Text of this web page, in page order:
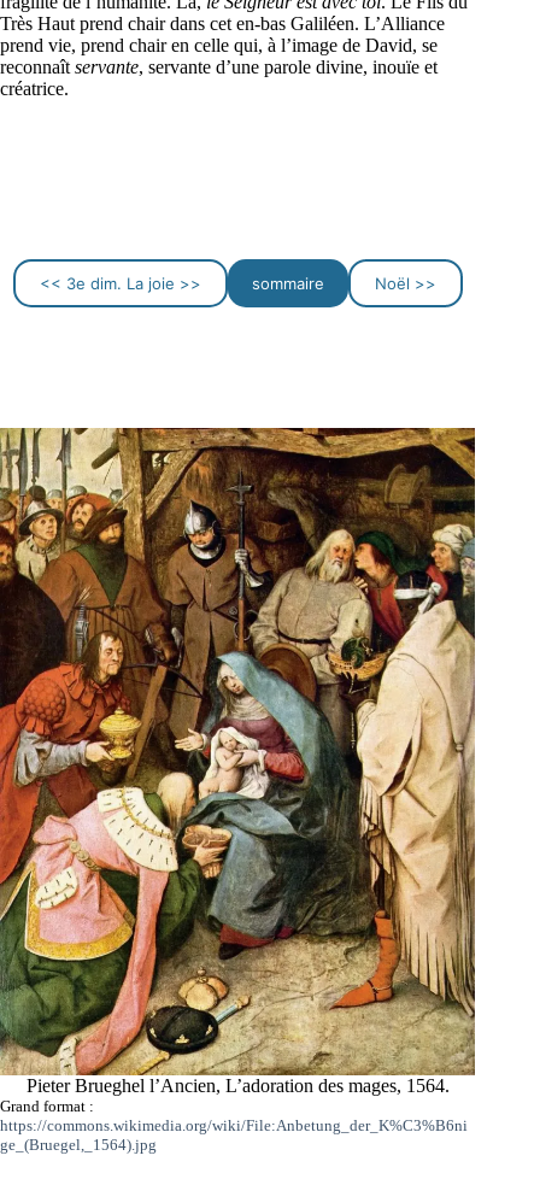
Très Haut prend chair dans cet en-bas Galiléen. L’Alliance
prend vie, prend chair en celle qui, à l’image de David, se
reconnaît servante, servante d’une parole divine, inouïe et
créatrice.
<< 3e dim. La joie >> sommaire Noël >>
Pieter Brueghel l’Ancien, L’adoration des mages, 1564.
Grand format :
https://commons.wikimedia.org/wiki/File:Anbetung_der_K%C3%B6ni
ge_(Bruegel,_1564).jpg